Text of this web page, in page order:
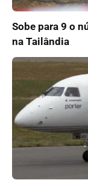
Sobe para 9 o
na Tailândia